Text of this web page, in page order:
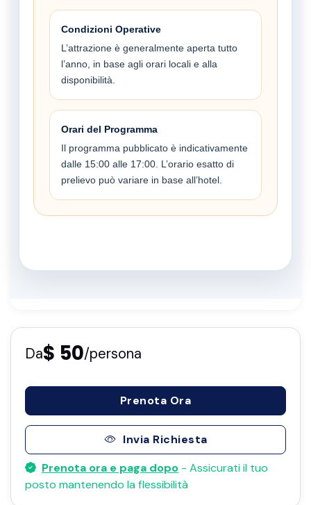
Condizioni Operative
L’attrazione è generalmente aperta tutto
l’anno, in base agli orari locali e alla
disponibilità.
Orari del Programma
Il programma pubblicato è indicativamente
dalle 15:00 alle 17:00. L’orario esatto di
prelievo può variare in base all’hotel.
Da$ 50/persona
Prenota Ora
Invia Richiesta
Prenota ora e paga dopo - Assicurati il ​​tuo
posto mantenendo la flessibilità